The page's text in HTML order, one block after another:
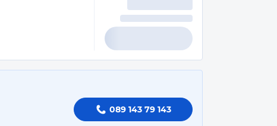
089 143 79 143